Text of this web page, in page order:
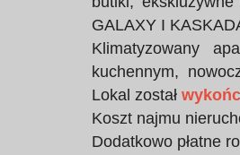
GALAXY I
Klimatyzowany
kuchennym,
Lokal został
Koszt najmu
Dodatkowo płatne